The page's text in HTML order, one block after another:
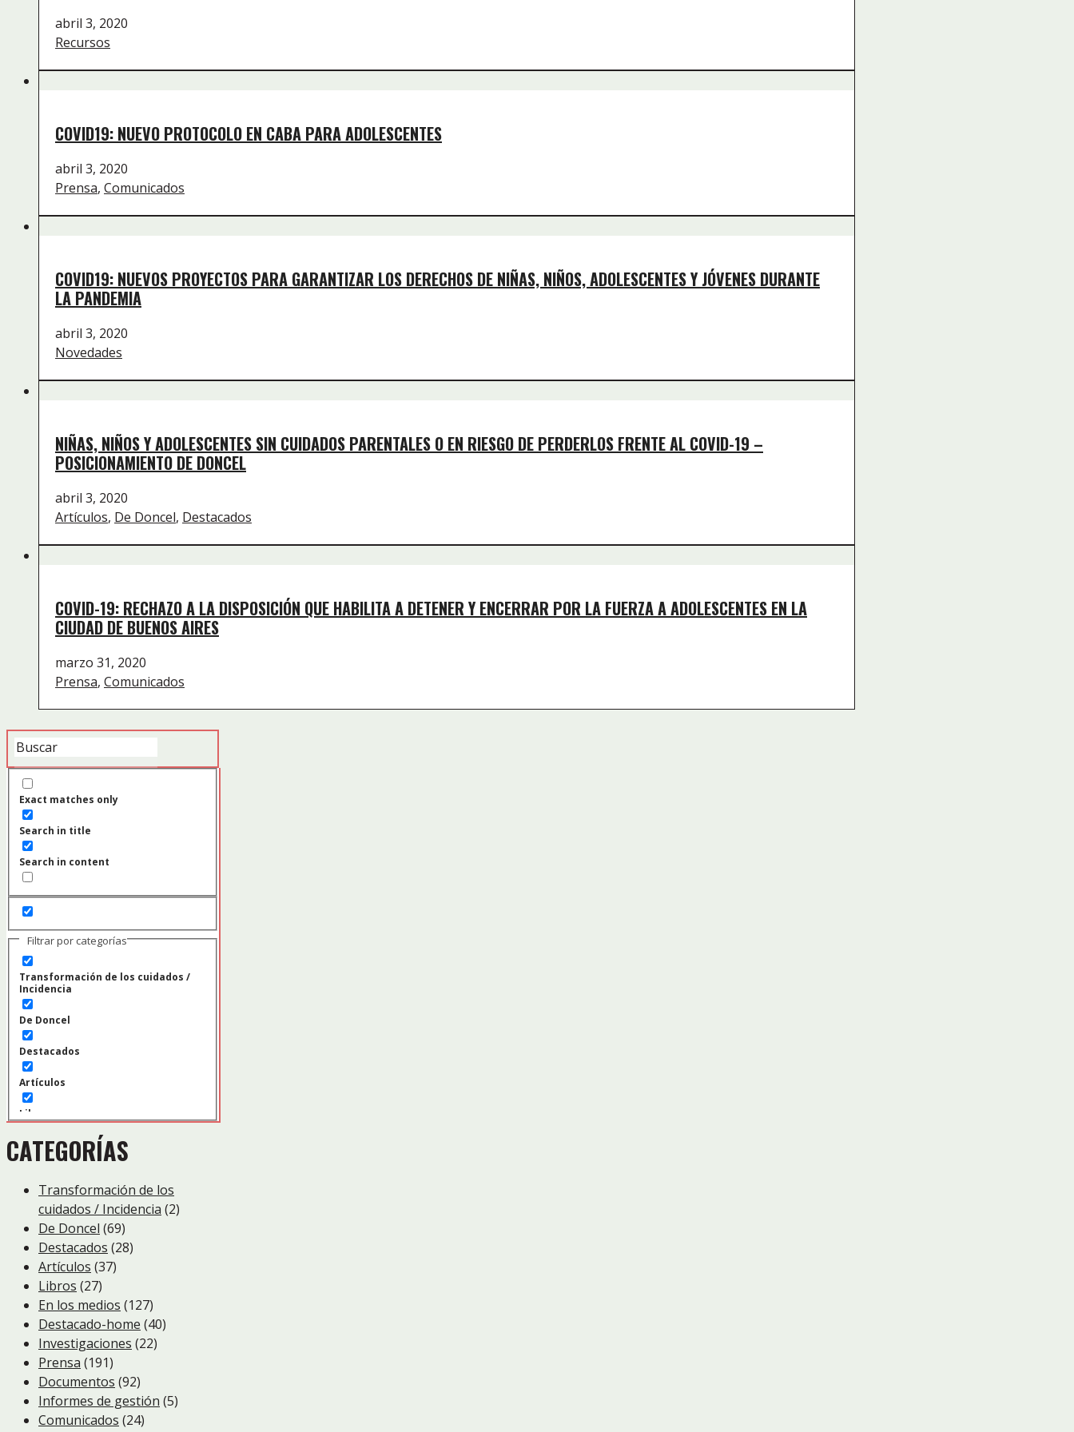
abril 3, 2020
Recursos
COVID19: NUEVO PROTOCOLO EN CABA PARA ADOLESCENTES
abril 3, 2020
Prensa, Comunicados
COVID19: NUEVOS PROYECTOS PARA GARANTIZAR LOS DERECHOS DE NIÑAS, NIÑOS, ADOLESCENTES Y JÓVENES DURANTE
LA PANDEMIA
abril 3, 2020
Novedades
NIÑAS, NIÑOS Y ADOLESCENTES SIN CUIDADOS PARENTALES O EN RIESGO DE PERDERLOS FRENTE AL COVID-19 –
POSICIONAMIENTO DE DONCEL
abril 3, 2020
Artículos, De Doncel, Destacados
COVID-19: RECHAZO A LA DISPOSICIÓN QUE HABILITA A DETENER Y ENCERRAR POR LA FUERZA A ADOLESCENTES EN LA
CIUDAD DE BUENOS AIRES
marzo 31, 2020
Prensa, Comunicados
Exact matches only
Search in title
Search in content
Filtrar por categorías
Transformación de los cuidados /
Incidencia
De Doncel
Destacados
Artículos
Libros
En los medios
Investigaciones
Prensa
Documentos
Informes de gestión
Comunicados
Informes estadísticos
Novedades
Legislación
CATEGORÍAS
Transformación de los
cuidados / Incidencia (2)
De Doncel (69)
Destacados (28)
Artículos (37)
Libros (27)
En los medios (127)
Destacado-home (40)
Investigaciones (22)
Prensa (191)
Documentos (92)
Informes de gestión (5)
Comunicados (24)